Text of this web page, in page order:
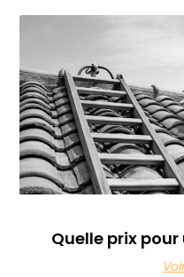
Quelle prix